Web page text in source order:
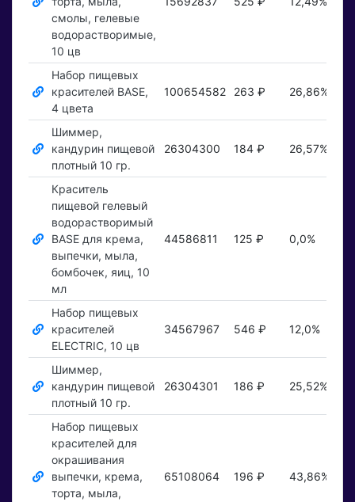
смолы, гелевые
водорастворимые,
10 цв
Набор пищевых
красителей BASE,
4 цвета
100654582 263 ₽ 26,86%
Шиммер,
кандурин пищевой
плотный 10 гр.
26304300 184 ₽ 26,57%
Краситель
пищевой гелевый
водорастворимый
BASE для крема,
выпечки, мыла,
бомбочек, яиц, 10
мл
44586811 125 ₽ 0,0%
Набор пищевых
красителей
ELECTRIC, 10 цв
34567967 546 ₽ 12,0%
Шиммер,
кандурин пищевой
плотный 10 гр.
26304301 186 ₽ 25,52%
Набор пищевых
красителей для
окрашивания
выпечки, крема,
торта, мыла,
65108064 196 ₽ 43,86%